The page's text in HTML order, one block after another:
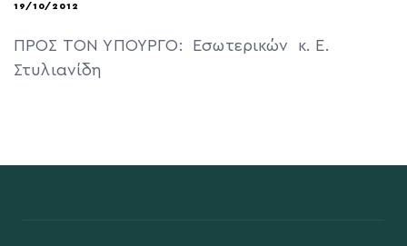
19/10/2012
ΠΡΟΣ ΤΟΝ ΥΠΟΥΡΓΟ: Εσωτερικών κ. Ε.
Στυλιανίδη